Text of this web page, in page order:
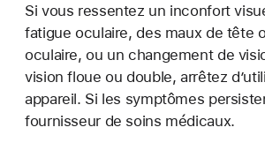
Si vous ressentez un inconfort
fatigue oculaire, des maux de tête
oculaire, ou un changement de
vision floue ou double, arrêtez
appareil. Si les symptômes
fournisseur de soins médicaux.